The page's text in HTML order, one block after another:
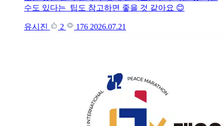
수도 있다는 팁도 참고하면 좋을 것 같아요 😊
유시진 2 176 2026.07.21